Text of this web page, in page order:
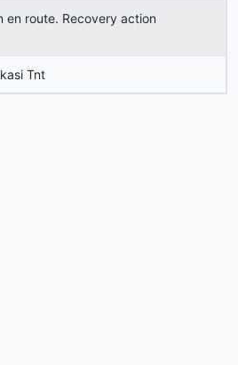
en route. Recovery action
Tnt